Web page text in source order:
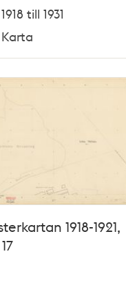
1918 till 1931
Karta
1918-1921,